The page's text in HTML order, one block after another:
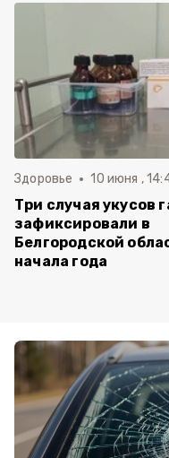
Здоровье 10 июня ,
Три случая укусов
зафиксировали в
Белгородской
начала года